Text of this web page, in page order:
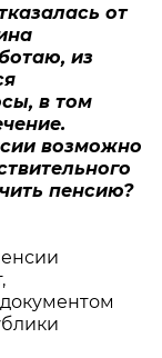
от
из
в том
возможно
пенсию?